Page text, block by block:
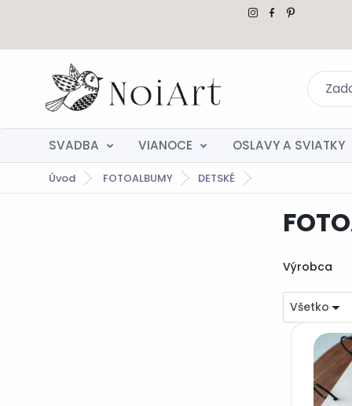
SVADBA VIANOCE OSLAVY A SVIATKY
Úvod FOTOALBUMY DETSKÉ
Výrobca
Všetko